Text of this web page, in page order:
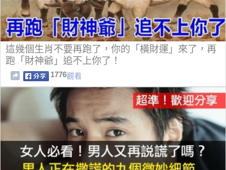
這幾個生肖不要再跑了，你的「橫財運」來了，再
跑「財神爺」追不上你了！
1776觀看